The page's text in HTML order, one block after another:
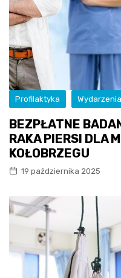
Profilaktyka Wydarzenia
BEZPŁATNE
RAKA PIERSI DLA
KOŁOBRZEGU
19 października 2025